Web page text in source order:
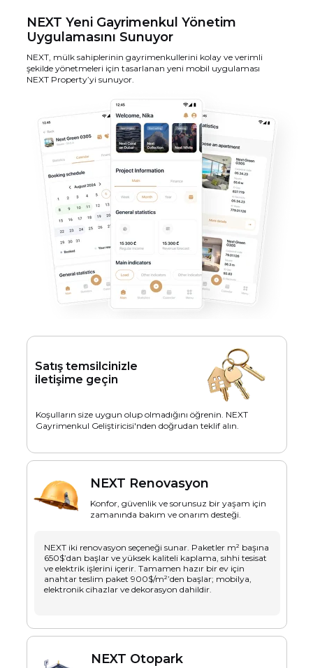
NEXT, mülk sahiplerinin gayrimenkullerini kolay ve verimli
şekilde yönetmeleri için tasarlanan yeni mobil uygulaması
NEXT Property’yi sunuyor.
NEXT Yeni Gayrimenkul Yönetim
Uygulamasını Sunuyor
Satış temsilcinizle
iletişime geçin
Koşulların size uygun olup olmadığını öğrenin. NEXT
Gayrimenkul Geliştiricisi'nden doğrudan teklif alın.
NEXT Renovasyon
NEXT iki renovasyon seçeneği sunar. Paketler m² başına
650$’dan başlar ve yüksek kaliteli kaplama, sıhhi tesisat
ve elektrik işlerini içerir. Tamamen hazır bir ev için
anahtar teslim paket 900$/m²’den başlar; mobilya,
elektronik cihazlar ve dekorasyon dahildir.
Konfor, güvenlik ve sorunsuz bir yaşam için
zamanında bakım ve onarım desteği.
NEXT Otopark